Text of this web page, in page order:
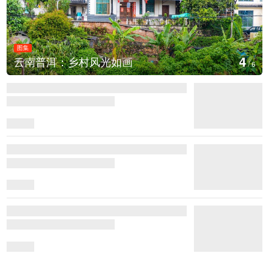
图集
安徽长丰：葡萄丰收采摘忙 5/6